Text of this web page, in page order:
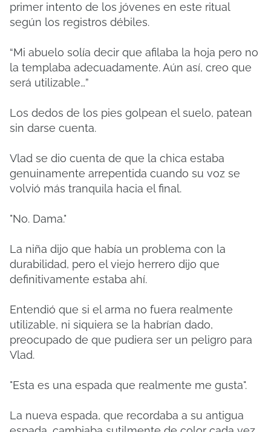
primer intento de los jóvenes en este ritual
según los registros débiles.
“Mi abuelo solía decir que afilaba la hoja pero no
la templaba adecuadamente. Aún así, creo que
será utilizable…”
Los dedos de los pies golpean el suelo, patean
sin darse cuenta.
Vlad se dio cuenta de que la chica estaba
genuinamente arrepentida cuando su voz se
volvió más tranquila hacia el final.
"No. Dama."
La niña dijo que había un problema con la
durabilidad, pero el viejo herrero dijo que
definitivamente estaba ahí.
Entendió que si el arma no fuera realmente
utilizable, ni siquiera se la habrían dado,
preocupado de que pudiera ser un peligro para
Vlad.
"Esta es una espada que realmente me gusta".
La nueva espada, que recordaba a su antigua